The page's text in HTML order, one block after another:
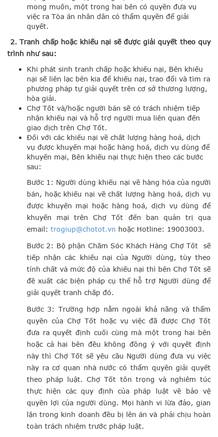
mong muốn, một trong hai bên có quyền đưa vụ
việc ra Tòa án nhân dân có thẩm quyền để giải
quyết.
2. Tranh chấp hoặc khiếu nại sẽ được giải quyết theo quy
trình như sau:
Khi phát sinh tranh chấp hoặc khiếu nại, Bên khiếu
nại sẽ liên lạc bên kia để khiếu nại, trao đổi và tìm ra
phương pháp tự giải quyết trên cơ sở thương lượng,
hòa giải.
Chợ Tốt và/hoặc người bán sẽ có trách nhiệm tiếp
nhận khiếu nại và hỗ trợ người mua liên quan đến
giao dịch trên Chợ Tốt.
Đối với các khiếu nại về chất lượng hàng hoá, dịch
vụ được khuyến mại hoặc hàng hoá, dịch vụ dùng để
khuyến mại, Bên khiếu nại thực hiện theo các bước
sau:
Bước 1: Người dùng khiếu nại về hàng hóa của người
bán, hoặc khiếu nại về chất lượng hàng hoá, dịch vụ
được khuyến mại hoặc hàng hoá, dịch vụ dùng để
khuyến mại trên Chợ Tốt đến ban quản trị qua
email: trogiup@chotot.vn hoặc Hotline: 19003003.
Bước 2: Bộ phận Chăm Sóc Khách Hàng Chợ Tốt sẽ
tiếp nhận các khiếu nại của Người dùng, tùy theo
tính chất và mức độ của khiếu nại thì bên Chợ Tốt sẽ
đề xuất các biện pháp cụ thể hỗ trợ Người dùng để
giải quyết tranh chấp đó.
Bước 3: Trường hợp nằm ngoài khả năng và thẩm
quyền của Chợ Tốt hoặc vụ việc đã được Chợ Tốt
đưa ra quyết định cuối cùng mà một trong hai bên
hoặc cả hai bên đều không đồng ý với quyết định
này thì Chợ Tốt sẽ yêu cầu Người dùng đưa vụ việc
này ra cơ quan nhà nước có thẩm quyền giải quyết
theo pháp luật. Chợ Tốt tôn trọng và nghiêm túc
thực hiện các quy định của pháp luật về bảo vệ
quyền lợi của người dùng. Mọi hành vi lừa đảo, gian
lận trong kinh doanh đều bị lên án và phải chịu hoàn
toàn trách nhiệm trước pháp luật.